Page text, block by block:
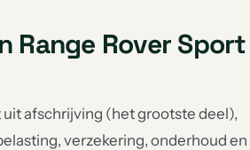
Range Rover Sport
uit afschrijving (het grootste deel),
verzekering, onderhoud en